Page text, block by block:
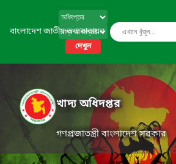
বাংলাদেশ জাতীয় তথ্য বাতায়ন
দেখুন
খাদ্য অধিদপ্তর
গণপ্রজাতন্ত্রী বাংলাদেশ সরকার